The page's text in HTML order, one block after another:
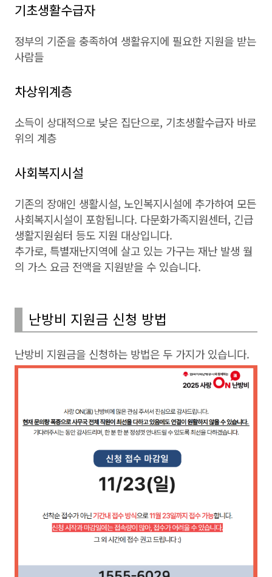
기초생활수급자
정부의 기준을 충족하여 생활유지에 필요한 지원을 받는
사람들
차상위계층
소득이 상대적으로 낮은 집단으로, 기초생활수급자 바로
위의 계층
사회복지시설
기존의 장애인 생활시설, 노인복지시설에 추가하여 모든
사회복지시설이 포함됩니다. 다문화가족지원센터, 긴급
생활지원쉼터 등도 지원 대상입니다.
추가로, 특별재난지역에 살고 있는 가구는 재난 발생 월
의 가스 요금 전액을 지원받을 수 있습니다.
난방비 지원금 신청 방법
난방비 지원금을 신청하는 방법은 두 가지가 있습니다.